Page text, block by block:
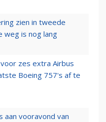
zien in tweede
weg is nog lang
zes extra Airbus
Boeing 757's af te
aan vooravond van